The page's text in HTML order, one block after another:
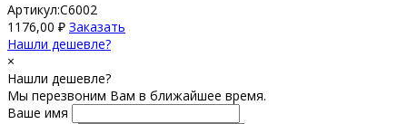
Артикул:C6002
1176,00 ₽ Заказать
Нашли дешевле?
×
Нашли дешевле?
Мы перезвоним Вам в ближайшее время.
Ваше имя